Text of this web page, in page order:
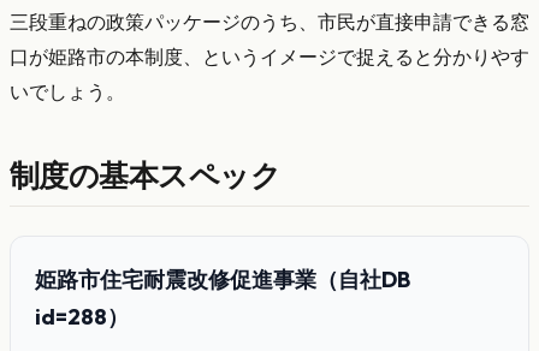
三段重ねの政策パッケージのうち、市民が直接申請できる窓
口が姫路市の本制度、というイメージで捉えると分かりやす
いでしょう。
制度の基本スペック
姫路市住宅耐震改修促進事業（自社DB
id=288）